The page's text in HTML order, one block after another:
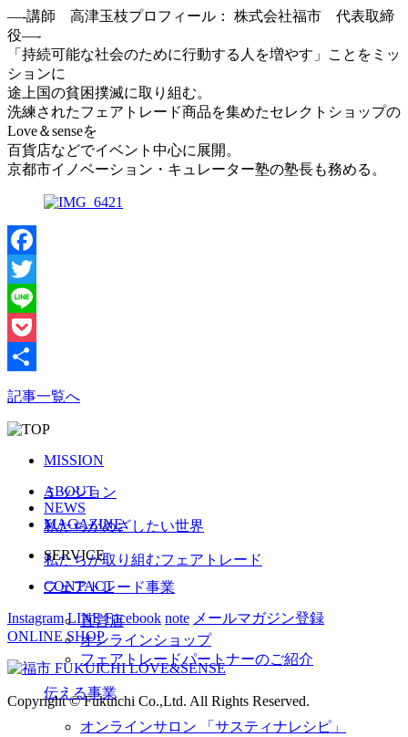
—-講師 高津玉枝プロフィール： 株式会社福市 代表取締
役—-
「持続可能な社会のために行動する人を増やす」ことをミッ
ションに
途上国の貧困撲滅に取り組む。
洗練されたフェアトレード商品を集めたセレクトショップの
Love＆senseを
百貨店などでイベント中心に展開。
京都市イノベーション・キュレーター塾の塾長も務める。
Facebook
Twitter
Line
Pocket
記事一覧へ
MISSION
ミッション
私たちがめざしたい世界
私たちが取り組むフェアトレード
ABOUT
NEWS
MAGAZINE
SERVICE
フェアトレード事業
直営店
オンラインショップ
フェアトレードパートナーのご紹介
伝える事業
オンラインサロン 「サスティナレシピ」
CONTACT
Instagram LINE Facebook note メールマガジン登録
ONLINE SHOP
Copyright © Fukuichi Co.,Ltd. All Rights Reserved.